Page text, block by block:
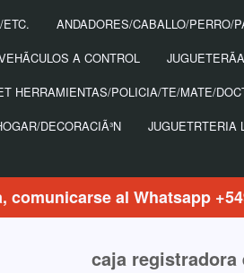
ANDADORES/CABALLO/PERRO/
A CONTROL
HERRAMIENTAS/POLICIA/TE/MATE/
DECORACIÃ³N JUGUETRTERIA
comunicarse al Whatsapp
caja registradora